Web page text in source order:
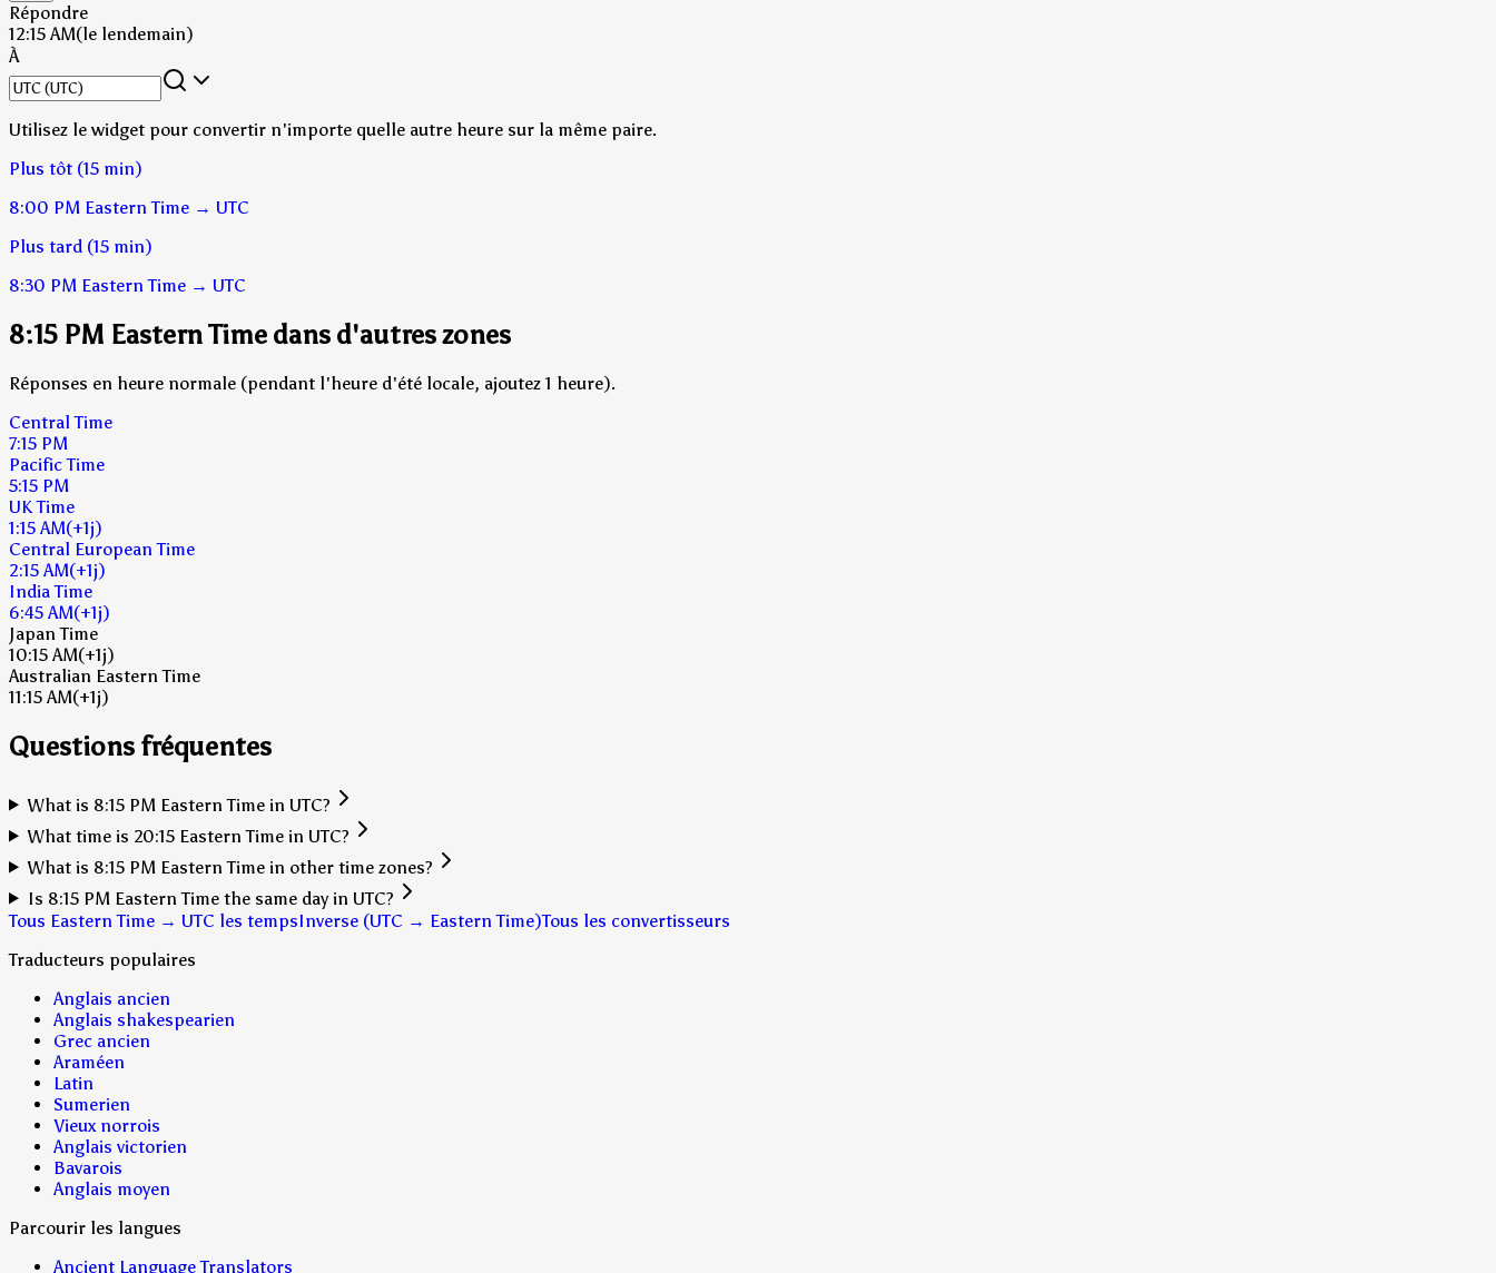
Répondre
12:15 AM(le lendemain)
À
Utilisez le widget pour convertir n'importe quelle autre heure sur la même paire.
Plus tôt (15 min)
8:00 PM Eastern Time → UTC
Plus tard (15 min)
8:30 PM Eastern Time → UTC
8:15 PM Eastern Time dans d'autres zones
Réponses en heure normale (pendant l'heure d'été locale, ajoutez 1 heure).
Central Time
7:15 PM
Pacific Time
5:15 PM
UK Time
1:15 AM(+1j)
Central European Time
2:15 AM(+1j)
India Time
6:45 AM(+1j)
Japan Time
10:15 AM(+1j)
Australian Eastern Time
11:15 AM(+1j)
Questions fréquentes
What is 8:15 PM Eastern Time in UTC?
What time is 20:15 Eastern Time in UTC?
What is 8:15 PM Eastern Time in other time zones?
Is 8:15 PM Eastern Time the same day in UTC?
Tous Eastern Time → UTC les tempsInverse (UTC → Eastern Time)Tous les convertisseurs
Traducteurs populaires
Anglais ancien
Anglais shakespearien
Grec ancien
Araméen
Latin
Sumerien
Vieux norrois
Anglais victorien
Bavarois
Anglais moyen
Parcourir les langues
Ancient Language Translators